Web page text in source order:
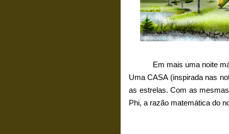
Em mais uma noite
Uma CASA (inspirada nas
as estrelas. Com as
Phi, a razão matemática do